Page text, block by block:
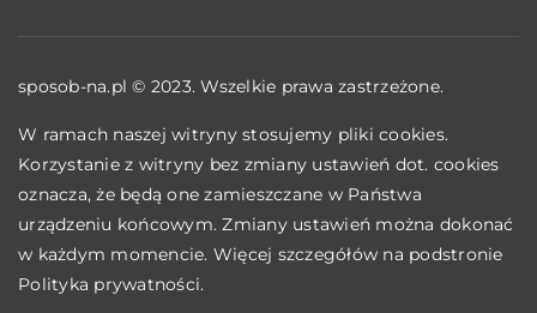
sposob-na.pl © 2023. Wszelkie prawa zastrzeżone.
W ramach naszej witryny stosujemy pliki cookies.
Korzystanie z witryny bez zmiany ustawień dot. cookies
oznacza, że będą one zamieszczane w Państwa
urządzeniu końcowym. Zmiany ustawień można dokonać
w każdym momencie. Więcej szczegółów na podstronie
Polityka prywatności.